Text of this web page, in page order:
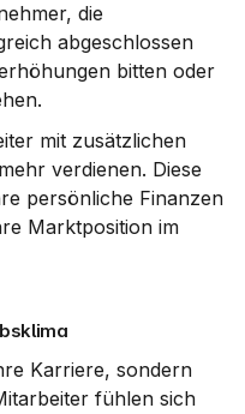
die
abgeschlossen
bitten oder
mit zusätzlichen
verdienen. Diese
persönliche Finanzen
Marktposition im
Karriere, sondern
fühlen sich